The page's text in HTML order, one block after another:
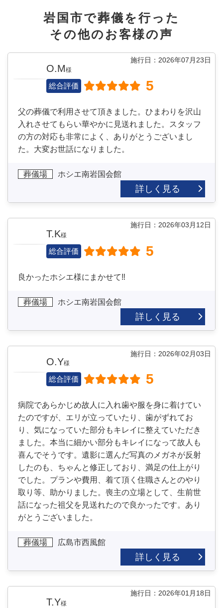
岩国市で葬儀を行った
その他のお客様の声
施行日：2026年07月23日
O.M様
総合評価 5
父の葬儀で利用させて頂きました。ひまわりを沢山
入れさせてもらい華やかに見送れました。スタッフ
の方の対応も非常によく、ありがとうございまし
た。大変お世話になりました。
葬儀場 ホシエ南岩国会館
詳しく見る
施行日：2026年03月12日
T.K様
総合評価 5
良かったホシエ様にまかせて‼
葬儀場 ホシエ南岩国会館
詳しく見る
施行日：2026年02月03日
O.Y様
総合評価 5
病院であらかじめ故人に入れ歯や服を身に着けてい
たのですが、エリが立っていたり、歯がずれてお
り、気になっていた部分もキレイに整えていただき
ました。本当に細かい部分もキレイになって故人も
喜んでそうです。遺影に選んだ写真のメガネが反射
したのも、ちゃんと修正しており、満足の仕上がり
でした。プランや費用、着て頂く住職さんとのやり
取り等、助かりました。喪主の立場として、生前世
話になった祖父を見送れたので良かったです。あり
がとうございました。
葬儀場 広島市西風館
詳しく見る
施行日：2026年01月18日
T.Y様